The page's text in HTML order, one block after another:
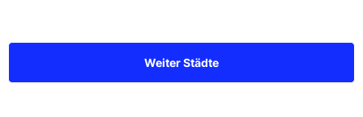
Weiter Städte